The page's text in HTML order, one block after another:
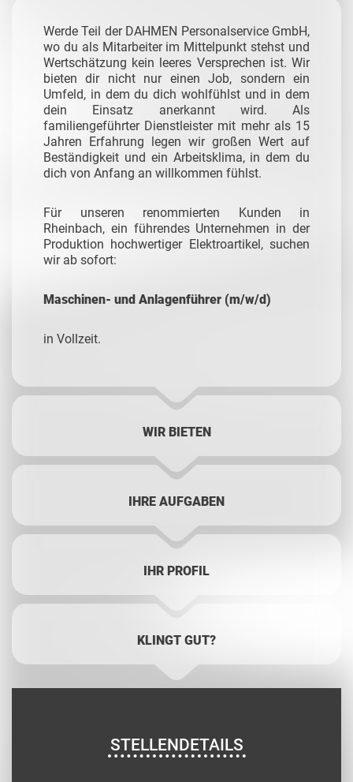
Werde Teil der DAHMEN Personalservice GmbH,
wo du als Mitarbeiter im Mittelpunkt stehst und
Wertschätzung kein leeres Versprechen ist. Wir
bieten dir nicht nur einen Job, sondern ein
Umfeld, in dem du dich wohlfühlst und in dem
dein Einsatz anerkannt wird. Als
familiengeführter Dienstleister mit mehr als 15
Jahren Erfahrung legen wir großen Wert auf
Beständigkeit und ein Arbeitsklima, in dem du
dich von Anfang an willkommen fühlst.
Für unseren renommierten Kunden in
Rheinbach, ein führendes Unternehmen in der
Produktion hochwertiger Elektroartikel, suchen
wir ab sofort:
Maschinen- und Anlagenführer (m/w/d)
in Vollzeit.
WIR BIETEN
IHRE AUFGABEN
IHR PROFIL
KLINGT GUT?
STELLENDETAILS